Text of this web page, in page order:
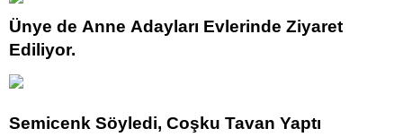
Ünye de Anne Adayları Evlerinde Ziyaret
Ediliyor.
Semicenk Söyledi, Coşku Tavan Yaptı